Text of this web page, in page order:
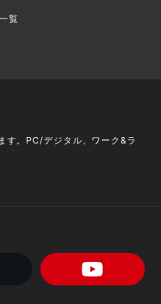
覧
す。PC/デジタル、ワーク&ラ